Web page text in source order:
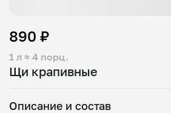
Щи крапивные
1 л ≈ 4 порц.
890 ₽
Описание и состав